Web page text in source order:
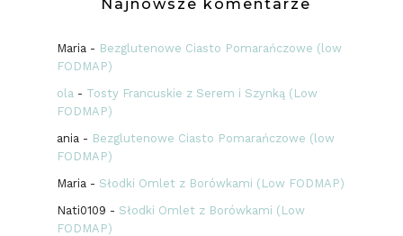
Najnowsze komentarze
Maria - Bezglutenowe Ciasto Pomarańczowe (low
FODMAP)
ola - Tosty Francuskie z Serem i Szynką (Low
FODMAP)
ania - Bezglutenowe Ciasto Pomarańczowe (low
FODMAP)
Maria - Słodki Omlet z Borówkami (Low FODMAP)
Nati0109 - Słodki Omlet z Borówkami (Low
FODMAP)